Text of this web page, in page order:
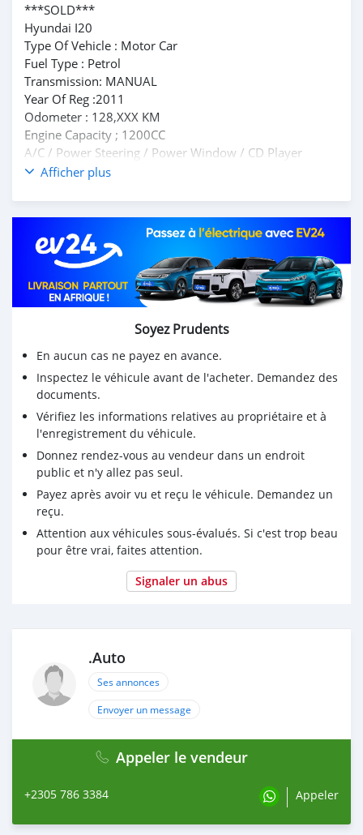
***SOLD***
Hyundai I20
Type Of Vehicle : Motor Car
Fuel Type : Petrol
Transmission: MANUAL
Year Of Reg :2011
Odometer : 128,XXX KM
Engine Capacity ; 1200CC
A/C / Power Steering / Power Window / CD Player
FOR MORE QUERIES , KINDLY CONTACT US ON
SHOWROOM
Afficher plus
Soyez Prudents
En aucun cas ne payez en avance.
Inspectez le véhicule avant de l'acheter. Demandez des
documents.
Vérifiez les informations relatives au propriétaire et à
l'enregistrement du véhicule.
Donnez rendez-vous au vendeur dans un endroit
public et n'y allez pas seul.
Payez après avoir vu et reçu le véhicule. Demandez un
reçu.
Attention aux véhicules sous-évalués. Si c'est trop beau
pour être vrai, faites attention.
Signaler un abus
.Auto
Ses annonces
Envoyer un message
Appeler le vendeur
+2305 786 3384 Appeler